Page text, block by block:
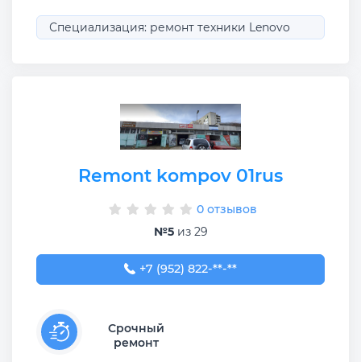
Специализация: ремонт техники Lenovo
Remont kompov 01rus
0 отзывов
№5из 29
+7 (952) 822-54-39
+7 (952) 822-**-**
Срочный
ремонт